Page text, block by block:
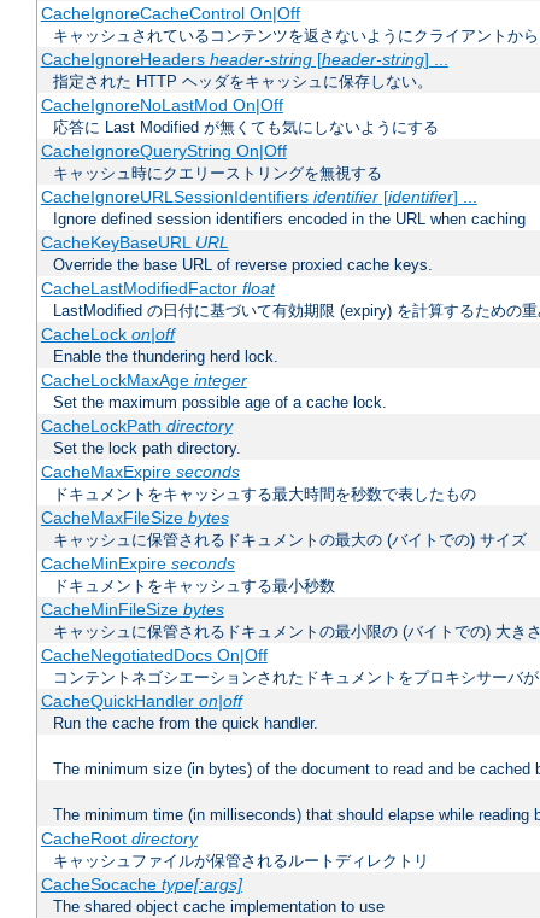
CacheIgnoreCacheControl On|Off
キャッシュされているコンテンツを返さないようにクライアントか
CacheIgnoreHeaders header-string[header-string] ...
指定された HTTP ヘッダをキャッシュに保存しない。
CacheIgnoreNoLastMod On|Off
応答に Last Modified が無くても気にしないようにする
CacheIgnoreQueryString On|Off
キャッシュ時にクエリーストリングを無視する
CacheIgnoreURLSessionIdentifiers identifier[identifier] ...
Ignore defined session identifiers encoded in the URL when caching
CacheKeyBaseURL URL
Override the base URL of reverse proxied cache keys.
CacheLastModifiedFactor float
LastModified の日付に基づいて有効期限 (expiry) を計算するための
CacheLock on|off
Enable the thundering herd lock.
CacheLockMaxAge integer
Set the maximum possible age of a cache lock.
CacheLockPath directory
Set the lock path directory.
CacheMaxExpire seconds
ドキュメントをキャッシュする最大時間を秒数で表したもの
CacheMaxFileSize bytes
キャッシュに保管されるドキュメントの最大の (バイトでの) サイズ
CacheMinExpire seconds
ドキュメントをキャッシュする最小秒数
CacheMinFileSize bytes
キャッシュに保管されるドキュメントの最小限の (バイトでの) 大き
CacheNegotiatedDocs On|Off
コンテントネゴシエーションされたドキュメントをプロキシサーバ
CacheQuickHandler on|off
Run the cache from the quick handler.
The minimum size (in bytes) of the document to read and be cached
The minimum time (in milliseconds) that should elapse while reading
CacheRoot directory
キャッシュファイルが保管されるルートディレクトリ
CacheSocache type[:args]
The shared object cache implementation to use